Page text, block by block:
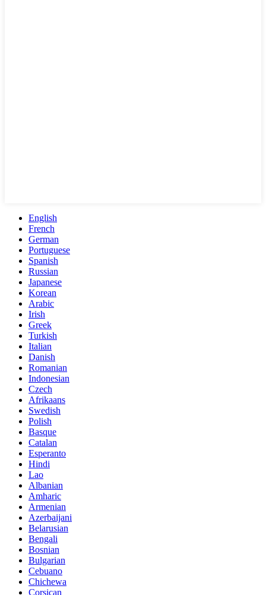
English
French
German
Portuguese
Spanish
Russian
Japanese
Korean
Arabic
Irish
Greek
Turkish
Italian
Danish
Romanian
Indonesian
Czech
Afrikaans
Swedish
Polish
Basque
Catalan
Esperanto
Hindi
Lao
Albanian
Amharic
Armenian
Azerbaijani
Belarusian
Bengali
Bosnian
Bulgarian
Cebuano
Chichewa
Corsican